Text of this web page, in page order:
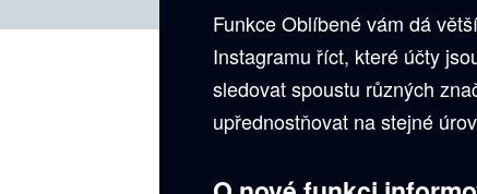
Funkce Oblíbené vám dá
Instagramu říct, které účty
sledovat spoustu různých
upřednostňovat na stejné